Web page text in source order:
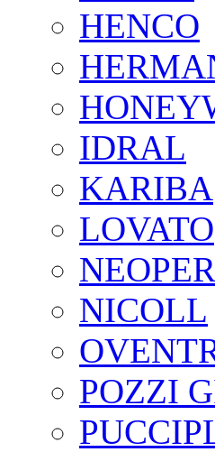
HENCO
IDRAL
KARIBA
LOVATO
NICOLL
POZZI